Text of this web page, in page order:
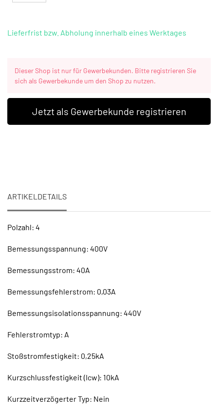
Lieferfrist bzw. Abholung innerhalb eines Werktages
Dieser Shop ist nur für Gewerbekunden. Bitte registrieren Sie
sich als Gewerbekunde um den Shop zu nutzen.
Jetzt als Gewerbekunde registrieren
ARTIKELDETAILS
Polzahl: 4
Bemessungsspannung: 400V
Bemessungsstrom: 40A
Bemessungsfehlerstrom: 0,03A
Bemessungsisolationsspannung: 440V
Fehlerstromtyp: A
Stoßstromfestigkeit: 0,25kA
Kurzschlussfestigkeit (Icw): 10kA
Kurzzeitverzögerter Typ: Nein